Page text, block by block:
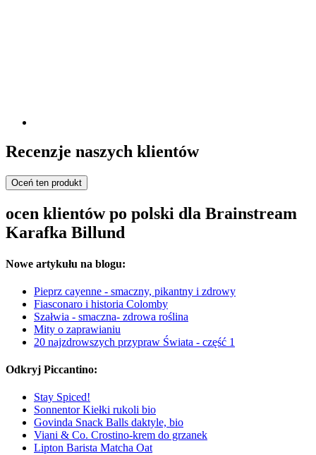
Recenzje naszych klientów
Oceń ten produkt
ocen klientów po polski dla Brainstream
Karafka Billund
Nowe artykułu na blogu:
Pieprz cayenne - smaczny, pikantny i zdrowy
Fiasconaro i historia Colomby
Szałwia - smaczna- zdrowa roślina
Mity o zaprawianiu
20 najzdrowszych przypraw Świata - część 1
Odkryj Piccantino:
Stay Spiced!
Sonnentor Kiełki rukoli bio
Govinda Snack Balls daktyle, bio
Viani & Co. Crostino-krem do grzanek
Lipton Barista Matcha Oat